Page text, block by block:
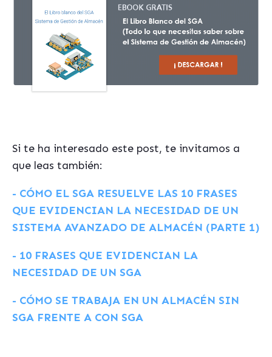
Si te ha interesado este post, te invitamos a
que leas también:
- CÓMO EL SGA RESUELVE LAS 10 FRASES
QUE EVIDENCIAN LA NECESIDAD DE UN
SISTEMA AVANZADO DE ALMACÉN (PARTE 1)
- 10 FRASES QUE EVIDENCIAN LA
NECESIDAD DE UN SGA
- CÓMO SE TRABAJA EN UN ALMACÉN SIN
SGA FRENTE A CON SGA